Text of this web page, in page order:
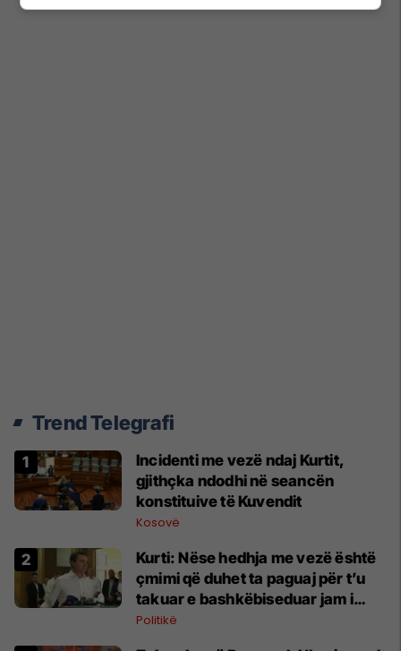
Trend Telegrafi
Incidenti me vezë ndaj Kurtit,
gjithçka ndodhi në seancën
konstituive të Kuvendit
Kosovë
Kurti: Nëse hedhja me vezë është
çmimi që duhet ta paguaj për t’u
takuar e bashkëbiseduar jam i
lumtur ta bëj këtë
Politikë